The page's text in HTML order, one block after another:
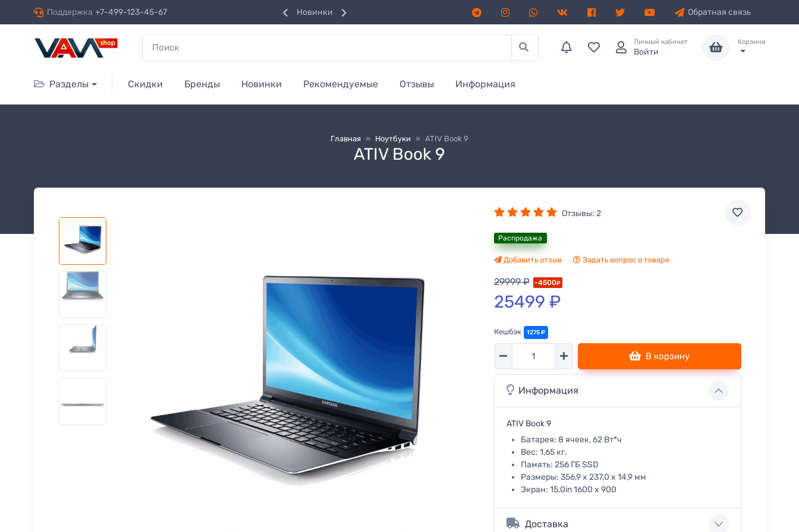
Поддержка +7-499-123-45-67 Новинки Обратная связь
Личный кабинет
Войти
Корзина
Разделы Скидки Бренды Новинки Рекомендуемые Отзывы Информация
Главная » Ноутбуки » ATIV Book 9
ATIV Book 9
Отзывы: 2
Распродажа
Добавить отзыв Задать вопрос о товаре
29999 ₽ -4500₽
25499 ₽
Кешбэк 1275 ₽
Количество
В корзину
Информация
ATIV Book 9
Батарея: 8 ячеек, 62 Вт*ч
Вес: 1,65 кг.
Память: 256 ГБ SSD
Размеры: 356,9 x 237,0 x 14,9 мм
Экран: 15,0in 1600 x 900
Доставка